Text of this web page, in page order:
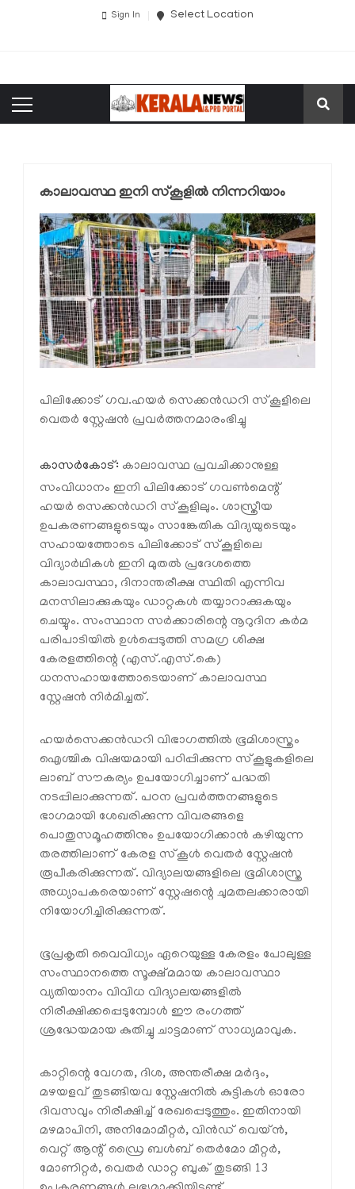
Sign In Select Location
കാലാവസ്ഥ ഇനി സ്‌കൂളില്‍ നിന്നറിയാം
പിലിക്കോട് ഗവ.ഹയര്‍ സെക്കന്‍ഡറി സ്‌കൂളിലെ
വെതര്‍ സ്റ്റേഷന്‍ പ്രവര്‍ത്തനമാരംഭിച്ചു
കാസര്‍കോട്: കാലാവസ്ഥ പ്രവചിക്കാനുള്ള
സംവിധാനം ഇനി പിലിക്കോട് ഗവണ്‍മെന്റ്
ഹയര്‍ സെക്കന്‍ഡറി സ്‌കൂളിലും. ശാസ്ത്രീയ
ഉപകരണങ്ങളുടെയും സാങ്കേതിക വിദ്യയുടെയും
സഹായത്തോടെ പിലിക്കോട് സ്‌കൂളിലെ
വിദ്യാര്‍ഥികള്‍ ഇനി മുതല്‍ പ്രദേശത്തെ
കാലാവസ്ഥാ, ദിനാന്തരീക്ഷ സ്ഥിതി എന്നിവ
മനസിലാക്കുകയും ഡാറ്റകള്‍ തയ്യാറാക്കുകയും
ചെയ്യും. സംസ്ഥാന സര്‍ക്കാരിന്റെ നൂറുദിന കര്‍മ
പരിപാടിയില്‍ ഉള്‍പ്പെടുത്തി സമഗ്ര ശിക്ഷ
കേരളത്തിന്റെ (എസ്.എസ്.കെ)
ധനസഹായത്തോടെയാണ് കാലാവസ്ഥ
സ്റ്റേഷന്‍ നിര്‍മിച്ചത്.
ഹയര്‍സെക്കന്‍ഡറി വിഭാഗത്തില്‍ ഭൂമിശാസ്ത്രം
ഐശ്ചിക വിഷയമായി പഠിപ്പിക്കുന്ന സ്‌കൂളുകളിലെ
ലാബ് സൗകര്യം ഉപയോഗിച്ചാണ് പദ്ധതി
നടപ്പിലാക്കുന്നത്. പഠന പ്രവര്‍ത്തനങ്ങളുടെ
ഭാഗമായി ശേഖരിക്കുന്ന വിവരങ്ങളെ
പൊതുസമൂഹത്തിനും ഉപയോഗിക്കാന്‍ കഴിയുന്ന
തരത്തിലാണ് കേരള സ്‌കൂള്‍ വെതര്‍ സ്റ്റേഷന്‍
രൂപീകരിക്കുന്നത്. വിദ്യാലയങ്ങളിലെ ഭൂമിശാസ്ത്ര
അധ്യാപകരെയാണ് സ്റ്റേഷന്റെ ചുമതലക്കാരായി
നിയോഗിച്ചിരിക്കുന്നത്.
ഭൂപ്രകൃതി വൈവിധ്യം ഏറെയുള്ള കേരളം പോലുള്ള
സംസ്ഥാനത്തെ സൂക്ഷ്മമായ കാലാവസ്ഥാ
വ്യതിയാനം വിവിധ വിദ്യാലയങ്ങളില്‍
നിരീക്ഷിക്കപ്പെടുമ്പോള്‍ ഈ രംഗത്ത്
ശ്രദ്ധേയമായ കുതിച്ചു ചാട്ടമാണ് സാധ്യമാവുക.
കാറ്റിന്റെ വേഗത, ദിശ, അന്തരീക്ഷ മര്‍ദ്ദം,
മഴയളവ് തുടങ്ങിയവ സ്റ്റേഷനില്‍ കുട്ടികള്‍ ഓരോ
ദിവസവും നിരീക്ഷിച്ച് രേഖപ്പെടുത്തും. ഇതിനായി
മഴമാപിനി, അനിമോമീറ്റര്‍, വിന്‍ഡ് വെയ്ന്‍,
വെറ്റ് ആന്റ് ഡ്രൈ ബള്‍ബ് തെര്‍മോ മീറ്റര്‍,
മോണിറ്റര്‍, വെതര്‍ ഡാറ്റ ബുക് തുടങ്ങി 13